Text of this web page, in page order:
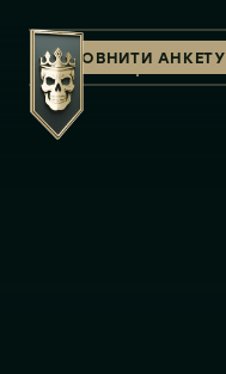
ЗАПОВНИТИ АНКЕТУ